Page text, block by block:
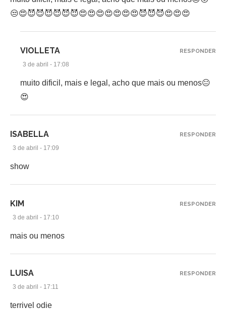
😒😍😈😈😈😈😈😈😍😍😍😍😍😍😍😈😈😈😍😍😍
VIOLLETA
3 de abril - 17:08
muito dificil, mais e legal, acho que mais ou menos😐
😍
RESPONDER
ISABELLA
3 de abril - 17:09
show
RESPONDER
KIM
3 de abril - 17:10
mais ou menos
RESPONDER
LUISA
3 de abril - 17:11
terrivel odie
RESPONDER